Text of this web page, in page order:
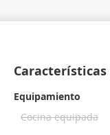
Características
Equipamiento
Cocina equipada